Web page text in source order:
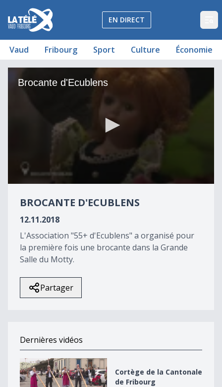
La Télé - Télévision régionale Vaud et Fribourg
EN DIRECT
Vaud Fribourg Sport Culture Économie
Brocante d'Ecublens
minutes,
seconds
BROCANTE D'ECUBLENS
12.11.2018
L'Association "55+ d'Ecublens" a organisé pour
la première fois une brocante dans la Grande
Salle du Motty.
Partager
Dernières vidéos
Cortège de la Cantonale de Fribourg
Cortège de la Cantonale
de Fribourg